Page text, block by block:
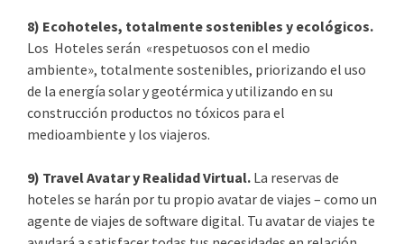
8) Ecohoteles, totalmente sostenibles y ecológicos.
Los Hoteles serán «respetuosos con el medio
ambiente», totalmente sostenibles, priorizando el uso
de la energía solar y geotérmica y utilizando en su
construcción productos no tóxicos para el
medioambiente y los viajeros.
9) Travel Avatar y Realidad Virtual. La reservas de
hoteles se harán por tu propio avatar de viajes – como un
agente de viajes de software digital. Tu avatar de viajes te